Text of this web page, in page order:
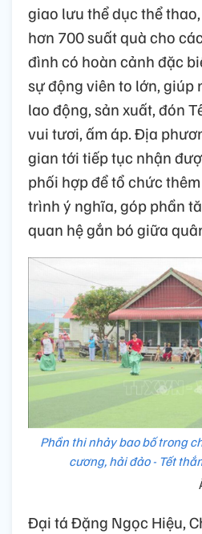
giao lưu thể dục thể
hơn 700 suất quà cho
đình có hoàn cảnh đặc
sự động viên to lớn, giúp
lao động, sản xuất, đón
vui tươi, ấm áp. Địa
gian tới tiếp tục nhận
phối hợp để tổ chức
trình ý nghĩa, góp phần
quan hệ gắn bó giữa
Phần thi nhảy bao bố trong
cương, hải đảo - Tết
Đại tá Đặng Ngọc Hiệu,